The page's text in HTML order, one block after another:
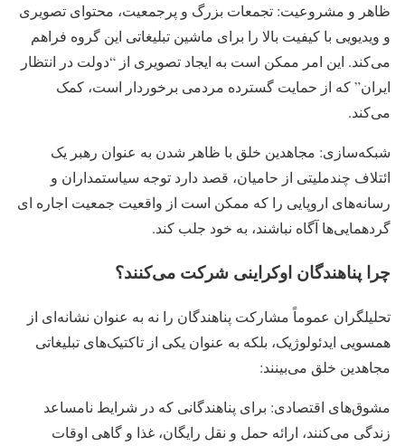
ظاهر و مشروعیت: تجمعات بزرگ و پرجمعیت، محتوای تصویری
و ویدیویی با کیفیت بالا را برای ماشین تبلیغاتی این گروه فراهم
می‌کند. این امر ممکن است به ایجاد تصویری از “دولت در انتظار
ایران” که از حمایت گسترده مردمی برخوردار است، کمک
می‌کند.
شبکه‌سازی: مجاهدین خلق با ظاهر شدن به عنوان رهبر یک
ائتلاف چندملیتی از حامیان، قصد دارد توجه سیاستمداران و
رسانه‌های اروپایی را که ممکن است از واقعیت جمعیت اجاره ای
گردهمایی‌ها آگاه نباشند، به خود جلب کند.
چرا پناهندگان اوکراینی شرکت می‌کنند؟
تحلیلگران عموماً مشارکت پناهندگان را نه به عنوان نشانه‌ای از
همسویی ایدئولوژیک، بلکه به عنوان یکی از تاکتیک‌های تبلیغاتی
مجاهدین خلق می‌بینند:
مشوق‌های اقتصادی: برای پناهندگانی که در شرایط نامساعد
زندگی می‌کنند، ارائه حمل و نقل رایگان، غذا و گاهی اوقات